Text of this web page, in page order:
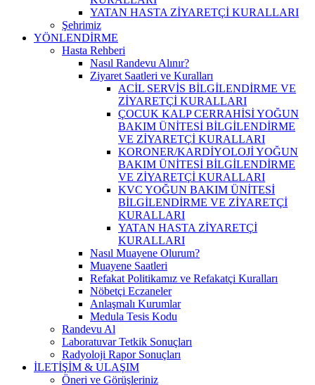
YATAN HASTA ZİYARETÇİ KURALLARI
Şehrimiz
YÖNLENDİRME
Hasta Rehberi
Nasıl Randevu Alınır?
Ziyaret Saatleri ve Kuralları
ACİL SERVİS BİLGİLENDİRME VE
ZİYARETÇİ KURALLARI
ÇOCUK KALP CERRAHİSİ YOĞUN
BAKIM ÜNİTESİ BİLGİLENDİRME
VE ZİYARETÇİ KURALLARI
KORONER/KARDİYOLOJİ YOĞUN
BAKIM ÜNİTESİ BİLGİLENDİRME
VE ZİYARETÇİ KURALLARI
KVC YOĞUN BAKIM ÜNİTESİ
BİLGİLENDİRME VE ZİYARETÇİ
KURALLARI
YATAN HASTA ZİYARETÇİ
KURALLARI
Nasıl Muayene Olurum?
Muayene Saatleri
Refakat Politikamız ve Refakatçi Kuralları
Nöbetçi Eczaneler
Anlaşmalı Kurumlar
Medula Tesis Kodu
Randevu Al
Laboratuvar Tetkik Sonuçları
Radyoloji Rapor Sonuçları
İLETİŞİM & ULAŞIM
Öneri ve Görüşleriniz